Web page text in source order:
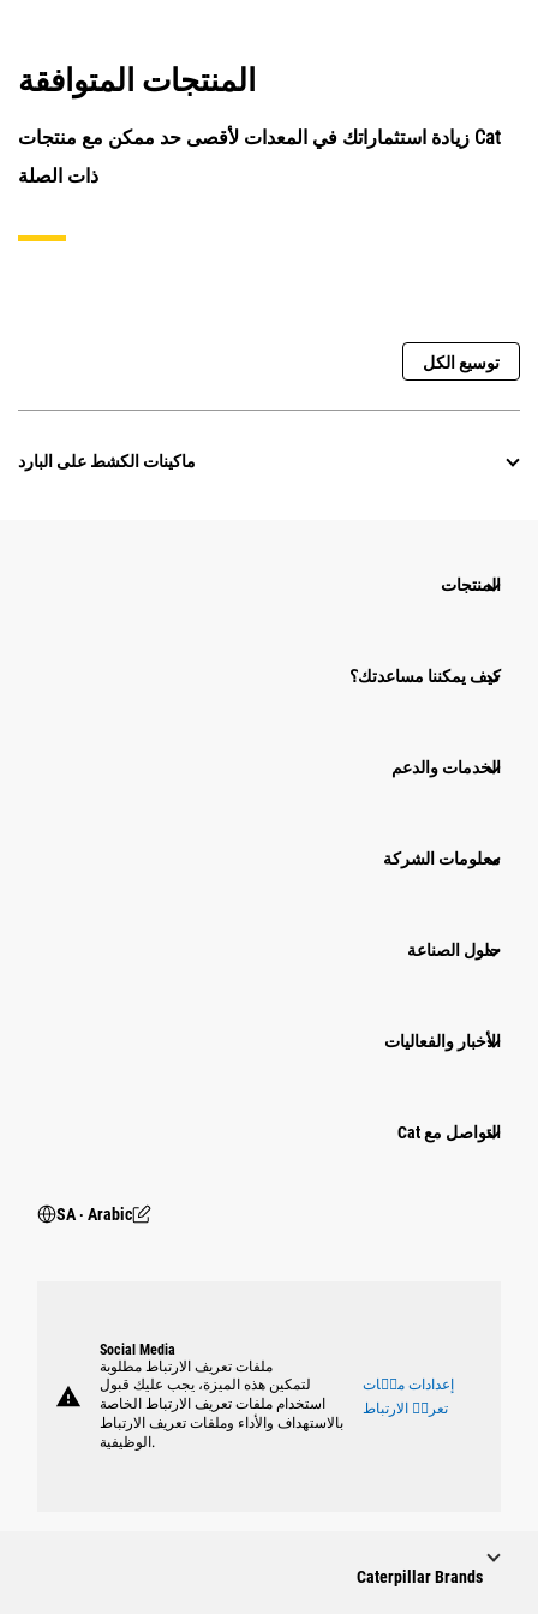
المنتجات المتوافقة
زيادة استثماراتك في المعدات لأقصى حد ممكن مع منتجات Cat
ذات الصلة
توسيع الكل
ماكينات الكشط على البارد
المنتجات
كيف يمكننا مساعدتك؟
الخدمات والدعم
معلومات الشركة
حلول الصناعة
الأخبار والفعاليات
التواصل مع Cat
SA ‧ Arabic
warning
Social Media
ملفات تعريف الارتباط مطلوبة
لتمكين هذه الميزة، يجب عليك قبول
استخدام ملفات تعريف الارتباط الخاصة
بالاستهداف والأداء وملفات تعريف الارتباط
الوظيفية.
إعدادات ملٝات
تعريٝ الارتباط
Caterpillar Brands